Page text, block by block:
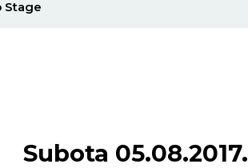
Stage
Subota 05.08.2017.